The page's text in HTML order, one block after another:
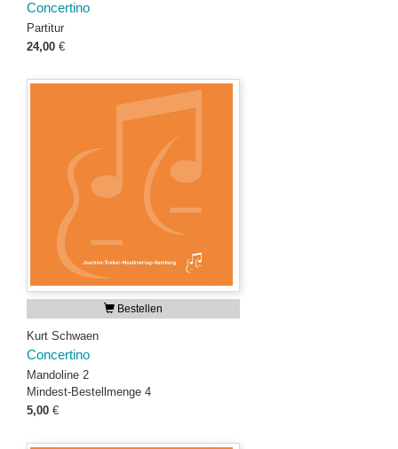
Concertino
Partitur
24,00 €
Bestellen
Kurt Schwaen
Concertino
Mandoline 2
Mindest-Bestellmenge 4
5,00 €